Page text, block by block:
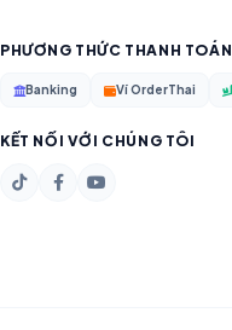
PHƯƠNG THỨC THANH TOÁN
Banking Ví OrderThai
KẾT NỐI VỚI CHÚNG TÔI